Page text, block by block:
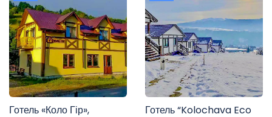
Готель «Коло Гір»,
Готель “Kolochava Eco